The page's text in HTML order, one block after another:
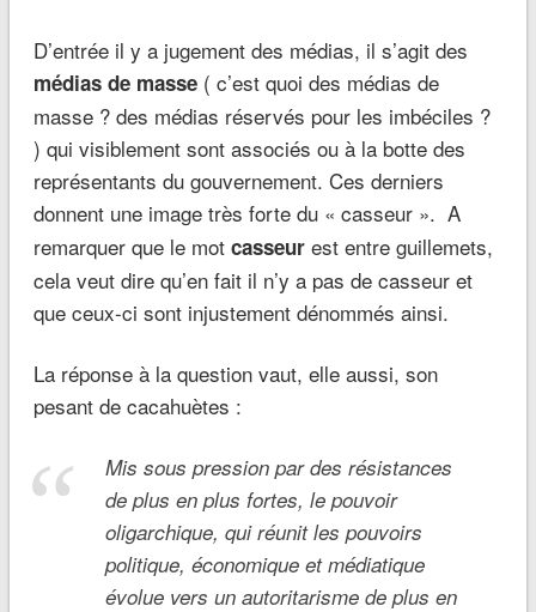
D’entrée il y a jugement des médias, il s’agit des
médias de masse( c’est quoi des médias de
masse ? des médias réservés pour les imbéciles ?
) qui visiblement sont associés ou à la botte des
représentants du gouvernement. Ces derniers
donnent une image très forte du « casseur ». A
remarquer que le mot casseurest entre guillemets,
cela veut dire qu’en fait il n’y a pas de casseur et
que ceux-ci sont injustement dénommés ainsi.
La réponse à la question vaut, elle aussi, son
pesant de cacahuètes :
Mis sous pression par des résistances
de plus en plus fortes, le pouvoir
oligarchique, qui réunit les pouvoirs
politique, économique et médiatique
évolue vers un autoritarisme de plus en